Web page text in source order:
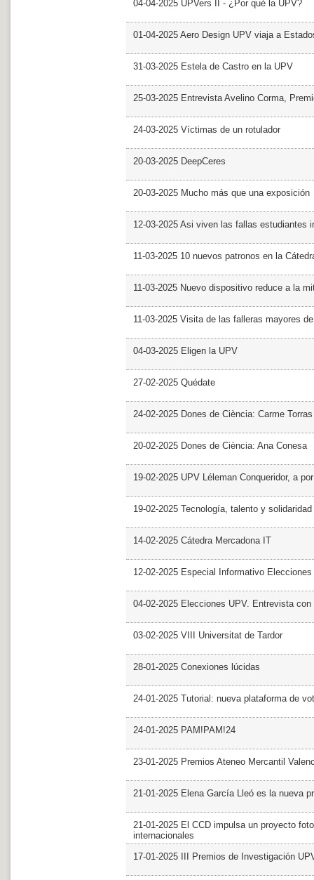
04-04-2025 UPVers II - ¿Por qué la UPV?
01-04-2025 Aero Design UPV viaja a
31-03-2025 Estela de Castro en la UPV
25-03-2025 Entrevista Avelino Corma,
24-03-2025 Víctimas de un rotulador
20-03-2025 DeepCeres
20-03-2025 Mucho más que una exposición
12-03-2025 Asi viven las fallas estudiantes
11-03-2025 10 nuevos patronos en la
11-03-2025 Nuevo dispositivo reduce a la
11-03-2025 Visita de las falleras mayores
04-03-2025 Eligen la UPV
27-02-2025 Quédate
24-02-2025 Dones de Ciència: Carme Torras
20-02-2025 Dones de Ciència: Ana Conesa
19-02-2025 UPV Léleman Conqueridor, a
19-02-2025 Tecnología, talento y
14-02-2025 Cátedra Mercadona IT
12-02-2025 Especial Informativo Elecciones
04-02-2025 Elecciones UPV. Entrevista con
03-02-2025 VIII Universitat de Tardor
28-01-2025 Conexiones lúcidas
24-01-2025 Tutorial: nueva plataforma de
24-01-2025 PAM!PAM!24
23-01-2025 Premios Ateneo Mercantil
21-01-2025 Elena García Lleó es la nueva
21-01-2025 El CCD impulsa un proyecto
internacionales
17-01-2025 III Premios de Investigación